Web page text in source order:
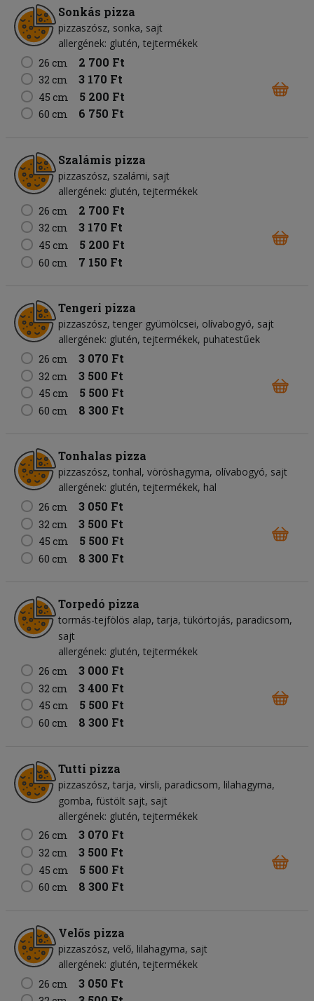
Sonkás pizza
pizzaszósz sonka sajt
allergének: glutén, tejtermékek
26 cm
2 700 Ft
32 cm 3 170 Ft
45 cm 5 200 Ft
60 cm 6 750 Ft
Szalámis pizza
pizzaszósz szalámi sajt
allergének: glutén, tejtermékek
26 cm
2 700 Ft
32 cm 3 170 Ft
45 cm 5 200 Ft
60 cm 7 150 Ft
Tengeri pizza
pizzaszósz tenger gyümölcsei olívabogyó sajt
allergének: glutén, tejtermékek, puhatestűek
26 cm
3 070 Ft
32 cm 3 500 Ft
45 cm 5 500 Ft
60 cm 8 300 Ft
Tonhalas pizza
pizzaszósz tonhal vöröshagyma olívabogyó sajt
allergének: glutén, tejtermékek, hal
26 cm
3 050 Ft
32 cm 3 500 Ft
45 cm 5 500 Ft
60 cm 8 300 Ft
Torpedó pizza
tormás-tejfölös alap tarja tükörtojás paradicsom
sajt
allergének: glutén, tejtermékek
26 cm
3 000 Ft
32 cm 3 400 Ft
45 cm 5 500 Ft
60 cm 8 300 Ft
Tutti pizza
pizzaszósz tarja virsli paradicsom lilahagyma
gomba füstölt sajt sajt
allergének: glutén, tejtermékek
26 cm
3 070 Ft
32 cm 3 500 Ft
45 cm 5 500 Ft
60 cm 8 300 Ft
Velős pizza
pizzaszósz velő lilahagyma sajt
allergének: glutén, tejtermékek
26 cm
3 050 Ft